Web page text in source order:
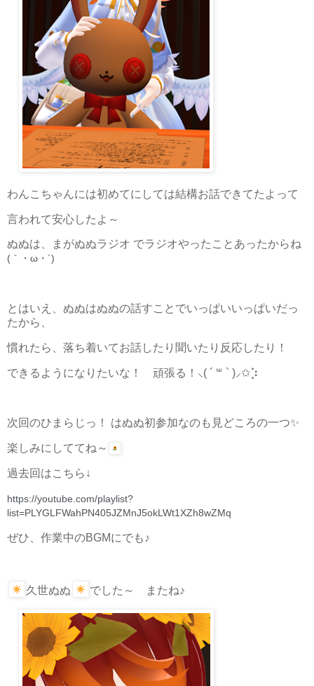
わんこちゃんには初めてにしては結構お話できてたよって
言われて安心したよ～
ぬぬは、まがぬぬラジオ でラジオやったことあったからね
(｀・ω・´)
とはいえ、ぬぬはぬぬの話すことでいっぱいいっぱいだっ
たから、
慣れたら、落ち着いてお話したり聞いたり反応したり！
できるようになりたいな！ 頑張る！⸜( ´ ꒳ ` )⸝✩︎⡱
次回のひまらじっ！ はぬぬ初参加なのも見どころの一つ✨
楽しみにしててね～
過去回はこちら↓
https://youtube.com/playlist?
list=PLYGLFWahPN405JZMnJ5okLWt1XZh8wZMq
ぜひ、作業中のBGMにでも♪
久世ぬぬ でした～ またね♪